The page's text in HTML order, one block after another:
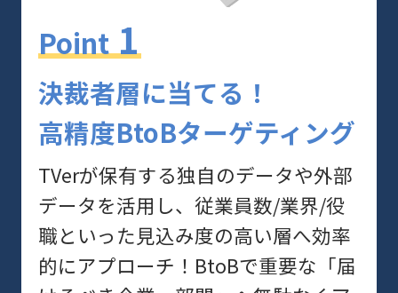
Point 1
決裁者層に当てる！
高精度BtoBターゲティング
TVerが保有する独⾃のデータや外部
データを活用し、従業員数/業界/役
職といった見込み度の高い層へ効率
的にアプローチ！BtoBで重要な「届